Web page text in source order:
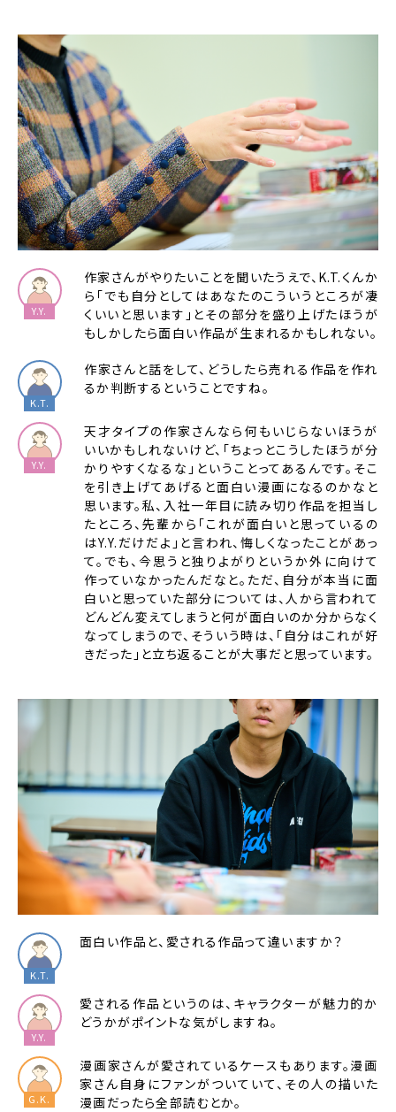
作家さんがやりたいことを聞いたうえで、K.T.くんか
ら「でも自分としてはあなたのこういうところが凄
くいいと思います」とその部分を盛り上げたほうが
もしかしたら面白い作品が生まれるかもしれない。
作家さんと話をして、どうしたら売れる作品を作れ
るか判断するということですね。
天才タイプの作家さんなら何もいじらないほうが
いいかもしれないけど、「ちょっとこうしたほうが分
かりやすくなるな」ということってあるんです。そこ
を引き上げてあげると面白い漫画になるのかなと
思います。私、入社一年目に読み切り作品を担当し
たところ、先輩から「これが面白いと思っているの
はY.Y.だけだよ」と言われ、悔しくなったことがあっ
て。でも、今思うと独りよがりというか外に向けて
作っていなかったんだなと。ただ、自分が本当に面
白いと思っていた部分については、人から言われて
どんどん変えてしまうと何が面白いのか分からなく
なってしまうので、そういう時は、「自分はこれが好
きだった」と立ち返ることが大事だと思っています。
面白い作品と、愛される作品って違いますか？
愛される作品というのは、キャラクターが魅力的か
どうかがポイントな気がしますね。
漫画家さんが愛されているケースもあります。漫画
家さん自身にファンがついていて、その人の描いた
漫画だったら全部読むとか。